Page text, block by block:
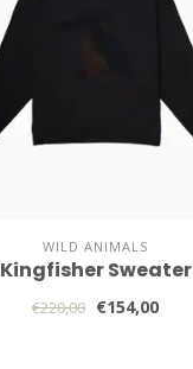
WILD ANIMALS
Kingfisher Sweater
€220,00 €154,00